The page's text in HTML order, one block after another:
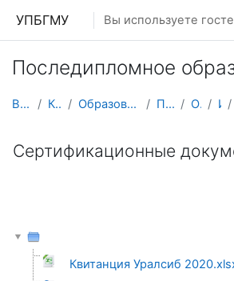
УПБГМУ Вы используете
Последипломное
В начало Кафедры Образование 2025-2026 уч.год Педиатрии О курсе ИПО
Сертификационные
Квитанция Уралсиб